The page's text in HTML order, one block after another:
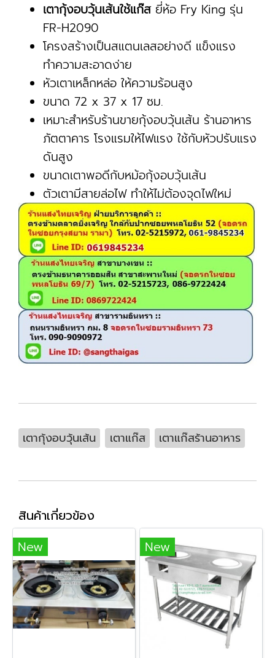
เตากุ้งอบวุ้นเส้นใช้แก๊ส ยี่ห้อ Fry King รุ่น
FR-H2090
โครงสร้างเป็นสแตนเลสอย่างดี แข็งแรง
ทำความสะอาดง่าย
หัวเตาเหล็กหล่อ ให้ความร้อนสูง
ขนาด 72 x 37 x 17 ซม.
เหมาะสำหรับร้านขายกุ้งอบวุ้นเส้น ร้านอาหาร
ภัตตาคาร โรงแรมให้ไฟแรง ใช้กับหัวปรับแรง
ดันสูง
ขนาดเตาพอดีกับหม้อกุ้งอบวุ้นเส้น
ตัวเตามีสายล่อไฟ ทำให้ไม่ต้องจุดไฟใหม่
เตากุ้งอบวุ้นเส้น เตาแก๊ส เตาแก๊สร้านอาหาร
สินค้าเกี่ยวข้อง
New
New